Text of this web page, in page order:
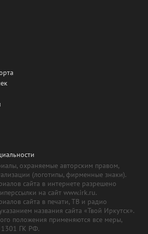
охраняемые авторским правом,
(логотипы, фирменные знаки).
сайта в интернете разрешено
на сайт www.irk.ru.
сайта в печати, ТВ и радио
названия сайта «Твой Иркутск».
положения применяются все меры,
1301 ГК РФ.